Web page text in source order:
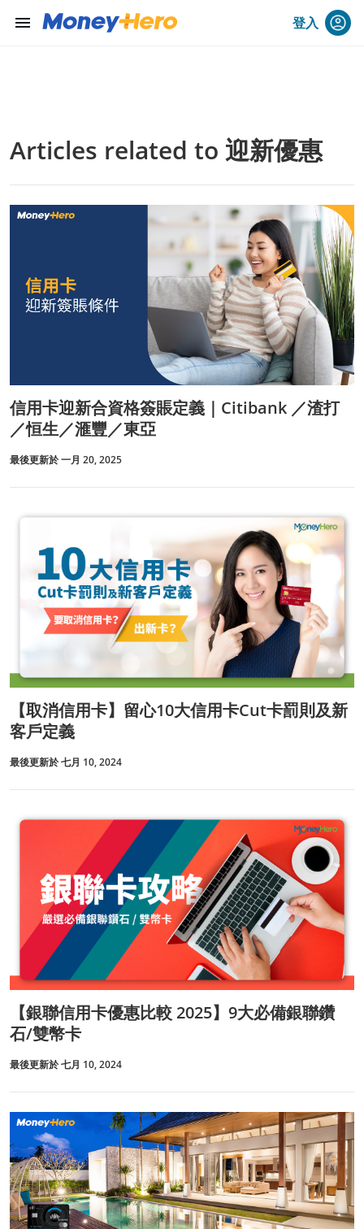
menu 登入
Articles related to 迎新優惠
信用卡迎新合資格簽賬定義｜Citibank ／渣打
／恒生／滙豐／東亞
最後更新於 一月 20, 2025
【取消信用卡】留心10大信用卡Cut卡罰則及新
客戶定義
最後更新於 七月 10, 2024
【銀聯信用卡優惠比較 2025】9大必備銀聯鑽
石/雙幣卡
最後更新於 七月 10, 2024